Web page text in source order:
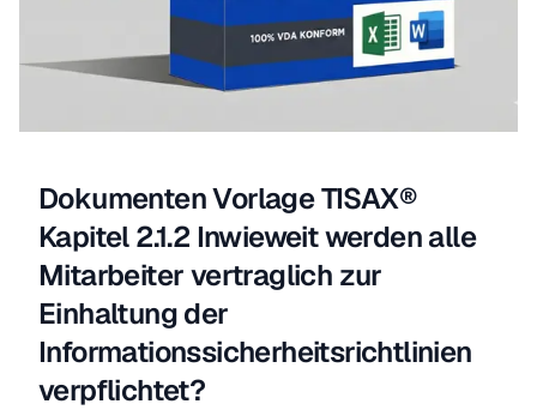
Dokumenten Vorlage TISAX®
Kapitel 2.1.2 Inwieweit werden alle
Mitarbeiter vertraglich zur
Einhaltung der
Informationssicherheitsrichtlinien
verpflichtet?